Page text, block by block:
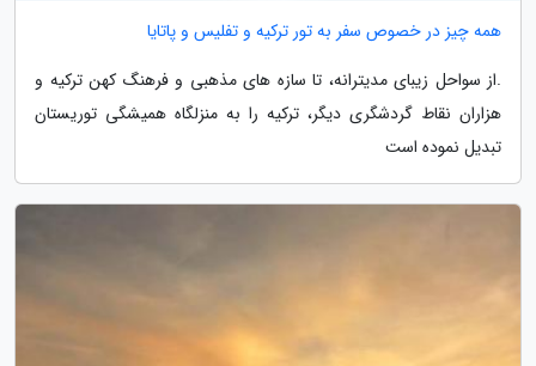
همه چیز در خصوص سفر به تور ترکیه و تفلیس و پاتایا
.از سواحل زیبای مدیترانه، تا سازه های مذهبی و فرهنگ کهن ترکیه و
هزاران نقاط گردشگری دیگر، ترکیه را به منزلگاه همیشگی توریستان
تبدیل نموده است